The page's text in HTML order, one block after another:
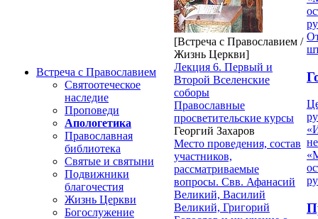
Встреча с Православием
Святоотеческое
наследие
Проповеди
Апологетика
Православная
библиотека
Святые и святыни
Подвижники
благочестия
Жизнь Церкви
Богослужение
[Встреча с Православием /
Жизнь Церкви]
Лекция 6. Первый и
Второй Вселенские
соборы
Православные
просветительские курсы
Георгий Захаров
Место проведения, состав
участников,
рассматриваемые
вопросы. Свв. Афанасий
Великий, Василий
Великий, Григорий